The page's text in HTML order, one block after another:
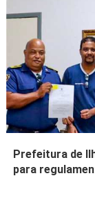
Prefeitura de
para